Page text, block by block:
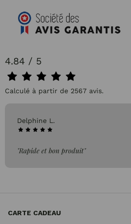
4.84 / 5
Calculé à partir de 2567 avis.
Delphine L.
"Rapide et bon produit"
CARTE CADEAU